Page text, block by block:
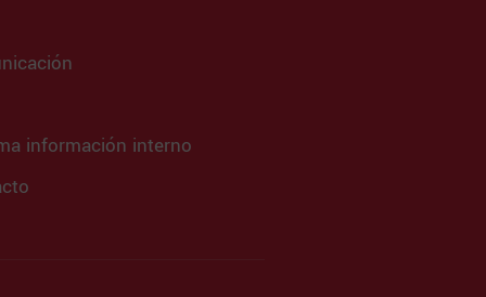
información interno